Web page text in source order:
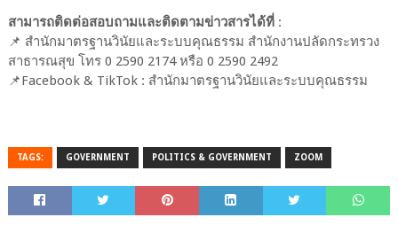
สามารถติดต่อสอบถามและติดตามข่าวสารได้ที่:
📌 สำนักมาตรฐานวินัยและระบบคุณธรรม สำนักงานปลัดกระทรวง
สาธารณสุข โทร 0 2590 2174 หรือ 0 2590 2492
📌Facebook & TikTok : สำนักมาตรฐานวินัยและระบบคุณธรรม
TAGS: GOVERNMENT POLITICS & GOVERNMENT ZOOM